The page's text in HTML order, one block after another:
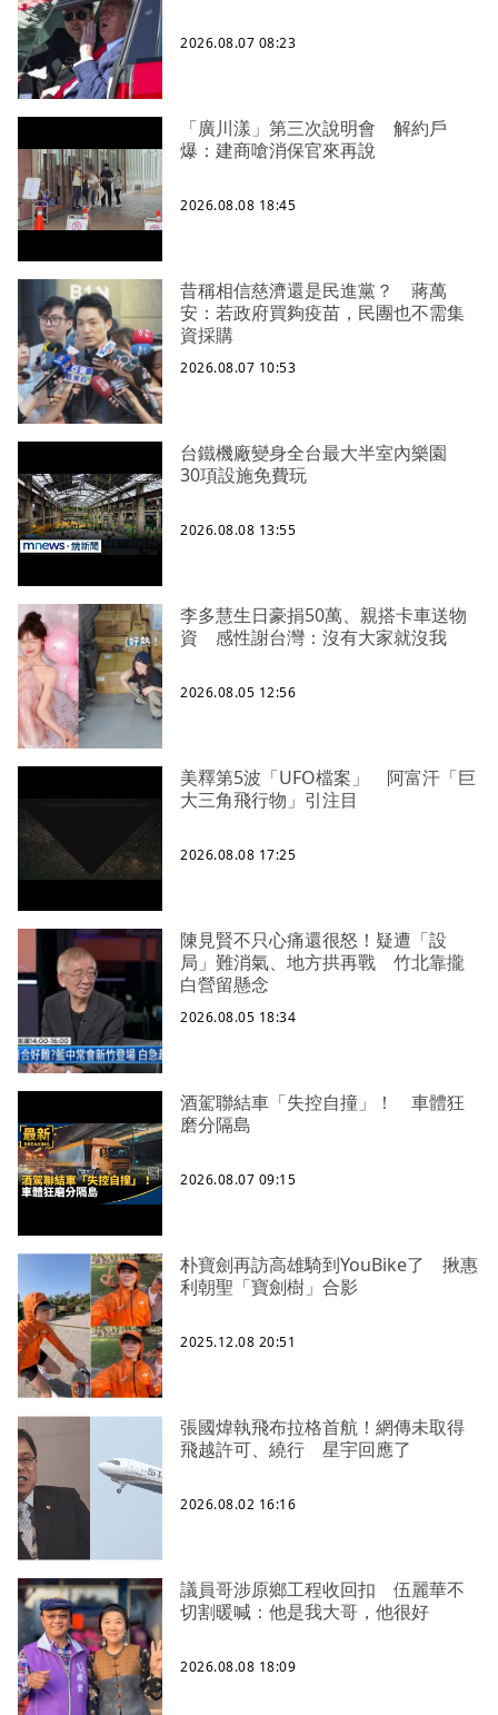
2026.08.07 08:23
「廣川漾」第三次說明會 解約戶
爆：建商嗆消保官來再說
2026.08.08 18:45
昔稱相信慈濟還是民進黨？ 蔣萬
安：若政府買夠疫苗，民團也不需集
資採購
2026.08.07 10:53
台鐵機廠變身全台最大半室內樂園
30項設施免費玩
2026.08.08 13:55
李多慧生日豪捐50萬、親搭卡車送物
資 感性謝台灣：沒有大家就沒我
2026.08.05 12:56
美釋第5波「UFO檔案」 阿富汗「巨
大三角飛行物」引注目
2026.08.08 17:25
陳見賢不只心痛還很怒！疑遭「設
局」難消氣、地方拱再戰 竹北靠攏
白營留懸念
2026.08.05 18:34
酒駕聯結車「失控自撞」！ 車體狂
磨分隔島
2026.08.07 09:15
朴寶劍再訪高雄騎到YouBike了 揪惠
利朝聖「寶劍樹」合影
2025.12.08 20:51
張國煒執飛布拉格首航！網傳未取得
飛越許可、繞行 星宇回應了
2026.08.02 16:16
議員哥涉原鄉工程收回扣 伍麗華不
切割暖喊：他是我大哥，他很好
2026.08.08 18:09